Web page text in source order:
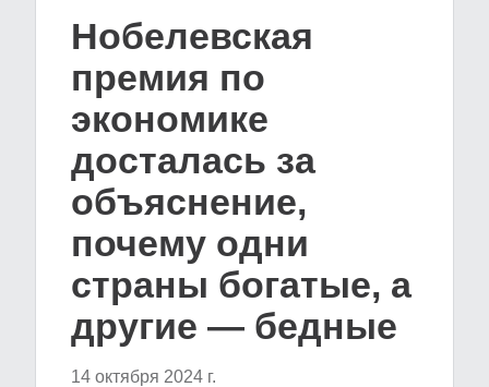
Нобелевская
премия по
экономике
досталась за
объяснение,
почему одни
страны богатые, а
другие — бедные
14 октября 2024 г.